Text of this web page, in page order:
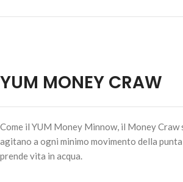
YUM MONEY CRAW
Come il YUM Money Minnow, il Money Craw
agitano a ogni minimo movimento della
prende vita in acqua.